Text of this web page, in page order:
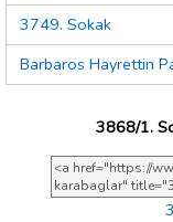
3749. Sokak
Barbaros Hayrettin
3868/1.